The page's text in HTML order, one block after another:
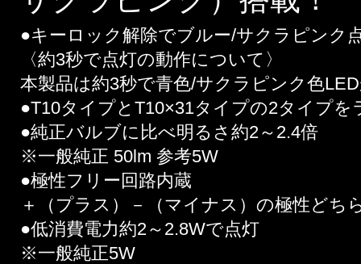
●キーロック解除でブルー/サクラピンク
〈約3秒で点灯の動作について〉
本製品は約3秒で青色/サクラピンク色
●T10タイプとT10×31タイプの2タイプを
●純正バルブに比べ明るさ約2～2.4倍
※一般純正 50lm 参考5W
●極性フリー回路内蔵
＋（プラス）－（マイナス）の極性どち
●低消費電力約2～2.8Wで点灯
※一般純正5W